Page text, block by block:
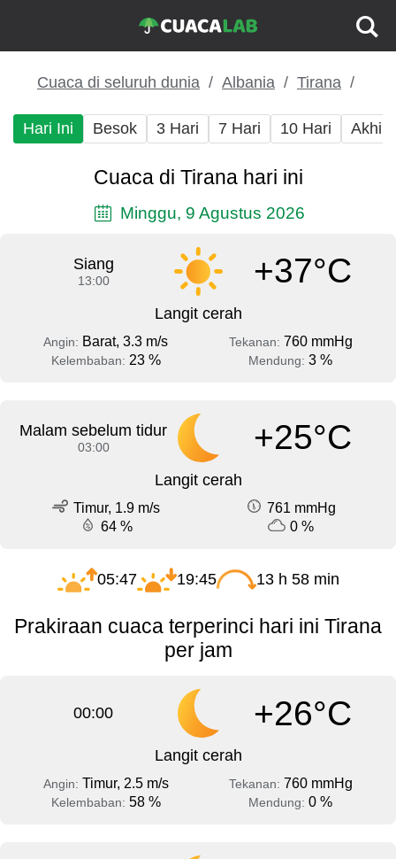
Cuaca di seluruh dunia Albania Tirana
Hari Ini Besok 3 Hari 7 Hari 10 Hari Akhir
Cuaca di Tirana hari ini
Minggu, 9 Agustus 2026
Siang
13:00 +37°C
Langit cerah
Angin: Barat, 3.3 m/s Tekanan: 760 mmHg
Kelembaban: 23 % Mendung: 3 %
Malam sebelum tidur
03:00 +25°C
Langit cerah
Timur, 1.9 m/s
761 mmHg
64 %
0 %
05:47 19:45 13 h 58 min
Prakiraan cuaca terperinci hari ini Tirana
per jam
00:00 +26°C
Langit cerah
Angin: Timur, 2.5 m/s Tekanan: 760 mmHg
Kelembaban: 58 % Mendung: 0 %